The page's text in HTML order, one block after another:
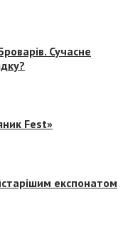
Сучасне
Fest»
експонатом